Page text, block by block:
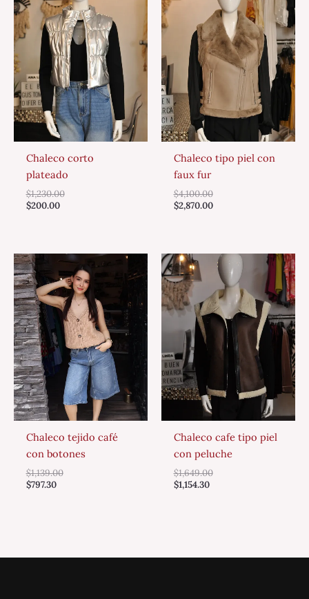
Chaleco corto
plateado
$1,230.00
$200.00
Chaleco tipo piel con
faux fur
$4,100.00
$2,870.00
Chaleco tejido café
con botones
$1,139.00
$797.30
Chaleco cafe tipo piel
con peluche
$1,649.00
$1,154.30